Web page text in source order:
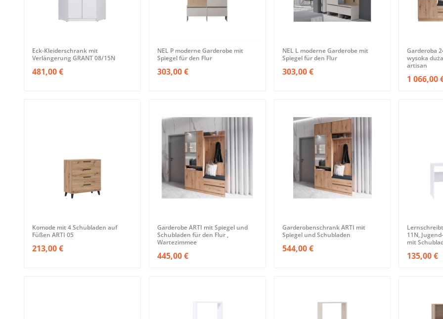
Eck-Kleiderschrank mit
Verlängerung GRANT 08/15N
481,00 €
NEL P moderne Garderobe mit
Spiegel für den Flur
303,00 €
NEL L moderne Garderobe mit
Spiegel für den Flur
303,00 €
Garderoba
wysoka
artisan
1 066,00
Komode mit 4 Schubladen auf
Füßen ARTI 05
213,00 €
Garderobe ARTI mit Spiegel und
Schubladen für den Flur ,
Wartezimmee
445,00 €
Garderobenschrank ARTI mit
Spiegel und Schubladen
544,00 €
11N,
mit
135,00 €